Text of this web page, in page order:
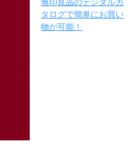
無印良品のデジタルカ
タログで簡単にお買い
物が可能！